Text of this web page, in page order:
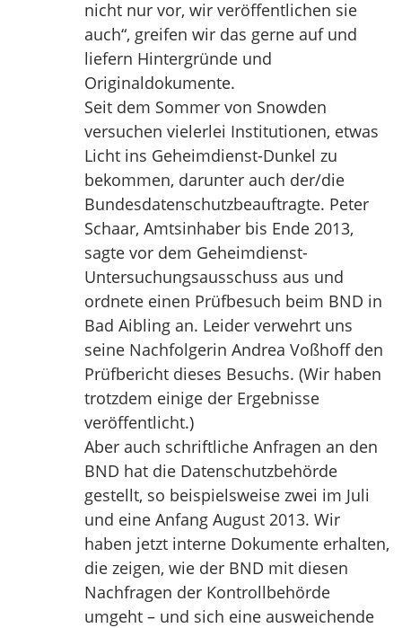
nicht nur vor, wir veröffentlichen sie
auch“, greifen wir das gerne auf und
liefern Hintergründe und
Originaldokumente.
Seit dem Sommer von Snowden
versuchen vielerlei Institutionen, etwas
Licht ins Geheimdienst-Dunkel zu
bekommen, darunter auch der/die
Bundesdatenschutzbeauftragte. Peter
Schaar, Amtsinhaber bis Ende 2013,
sagte vor dem Geheimdienst-
Untersuchungsausschuss aus und
ordnete einen Prüfbesuch beim BND in
Bad Aibling an. Leider verwehrt uns
seine Nachfolgerin Andrea Voßhoff den
Prüfbericht dieses Besuchs. (Wir haben
trotzdem einige der Ergebnisse
veröffentlicht.)
Aber auch schriftliche Anfragen an den
BND hat die Datenschutzbehörde
gestellt, so beispielsweise zwei im Juli
und eine Anfang August 2013. Wir
haben jetzt interne Dokumente erhalten,
die zeigen, wie der BND mit diesen
Nachfragen der Kontrollbehörde
umgeht – und sich eine ausweichende